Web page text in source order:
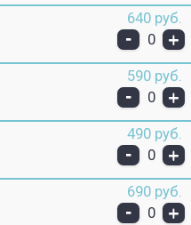
640 руб.
- 0 +
590 руб.
- 0 +
490 руб.
- 0 +
690 руб.
- 0 +